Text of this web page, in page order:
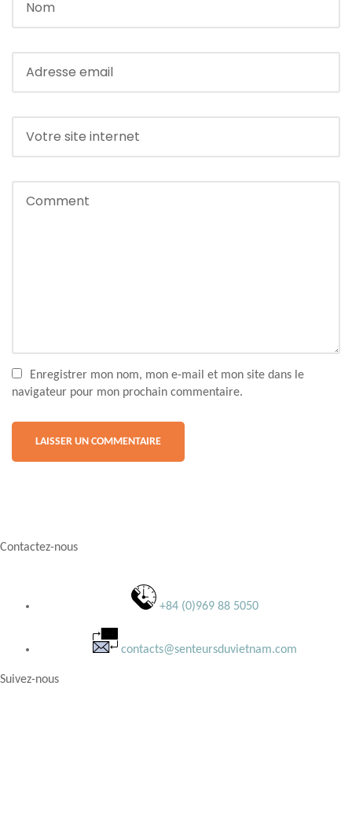
Enregistrer mon nom, mon e-mail et mon site dans le
navigateur pour mon prochain commentaire.
Contactez-nous
+84 (0)969 88 5050
contacts@senteursduvietnam.com
Suivez-nous